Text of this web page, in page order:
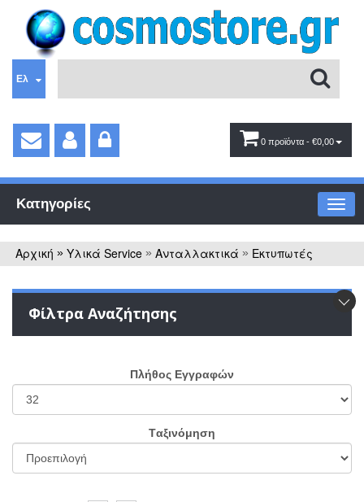
Ελ
0 προϊόντα - €0,00
Κατηγορίες
Αρχική » Υλικά Service » Ανταλλακτικά » Εκτυπωτές
Φίλτρα Αναζήτησης
Πλήθος Εγγραφών
Tαξινόμηση